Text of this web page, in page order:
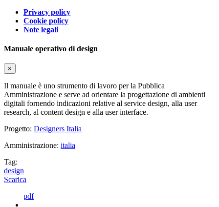
Privacy policy
Cookie policy
Note legali
Manuale operativo di design
×
Il manuale è uno strumento di lavoro per la Pubblica
Amministrazione e serve ad orientare la progettazione di ambienti
digitali fornendo indicazioni relative al service design, alla user
research, al content design e alla user interface.
Progetto: Designers Italia
Amministrazione: italia
Tag:
design
Scarica
pdf